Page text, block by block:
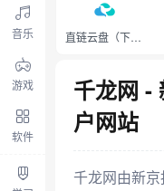
音乐
游戏
软件
直链云盘（下载不限速）
千龙网 -
户网站
千龙网由新